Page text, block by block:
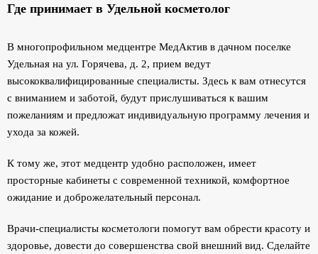
Где принимает в Удельной косметолог
В многопрофильном медцентре МедАктив в дачном поселке
Удельная на ул. Горячева, д. 2, прием ведут
высококвалифицированные специалисты. Здесь к вам отнесутся
с вниманием и заботой, будут прислушиваться к вашим
пожеланиям и предложат индивидуальную программу лечения и
ухода за кожей.
К тому же, этот медцентр удобно расположен, имеет
просторные кабинеты с современной техникой, комфортное
ожидание и доброжелательный персонал.
Врачи-специалисты косметологи помогут вам обрести красоту и
здоровье, довести до совершенства свой внешний вид. Сделайте